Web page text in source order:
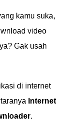
kamu suka,
video
Gak usah
di internet
Internet
.